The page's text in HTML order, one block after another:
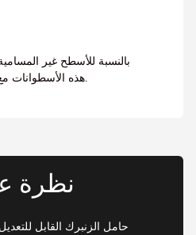
بالنسبة للأسطح غير
هذه الأسطوانات مع الدهانات السائلة الخاصة.
نظرة
حامل الزنبرك القابل